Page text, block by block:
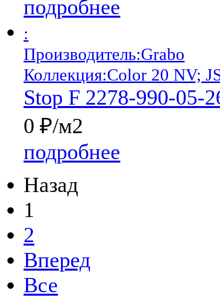
подробнее
:
Производитель:Grabo
Коллекция:Color 20 NV;
Stop F 2278-990-05-
0 ₽/м2
подробнее
Назад
1
2
Вперед
Все